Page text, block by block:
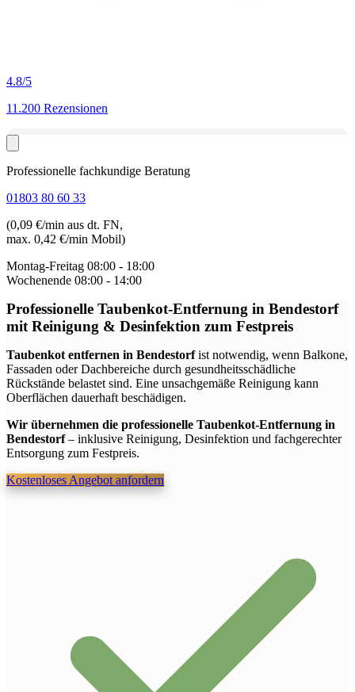
4.8/5
11.200 Rezensionen
Professionelle fachkundige Beratung
01803 80 60 33
(0,09 €/min aus dt. FN,
max. 0,42 €/min Mobil)
Montag-Freitag 08:00 - 18:00
Wochenende 08:00 - 14:00
Professionelle Taubenkot-Entfernung in Bendestorf
mit Reinigung & Desinfektion zum Festpreis
Taubenkot entfernen in Bendestorfist notwendig, wenn Balkone,
Fassaden oder Dachbereiche durch gesundheitsschädliche
Rückstände belastet sind. Eine unsachgemäße Reinigung kann
Oberflächen dauerhaft beschädigen.
Wir übernehmen die professionelle Taubenkot-Entfernung in
Bendestorf– inklusive Reinigung, Desinfektion und fachgerechter
Entsorgung zum Festpreis.
Kostenloses Angebot anfordern